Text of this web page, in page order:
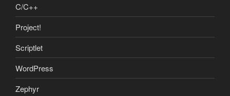
C/C++
Project!
Scriptlet
WordPress
Zephyr